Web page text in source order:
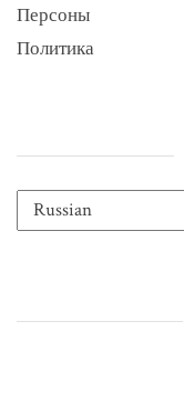
Персоны
Политика